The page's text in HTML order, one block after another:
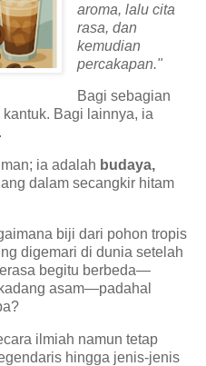
aroma, lalu cita
rasa, dan
kemudian
percakapan."
Bagi sebagian
Bagi lainnya, ia
ia adalah budaya,
dalam secangkir hitam
biji dari pohon tropis
digemari di dunia setelah
begitu berbeda—
asam—padahal
ilmiah namun tetap
hingga jenis-jenis